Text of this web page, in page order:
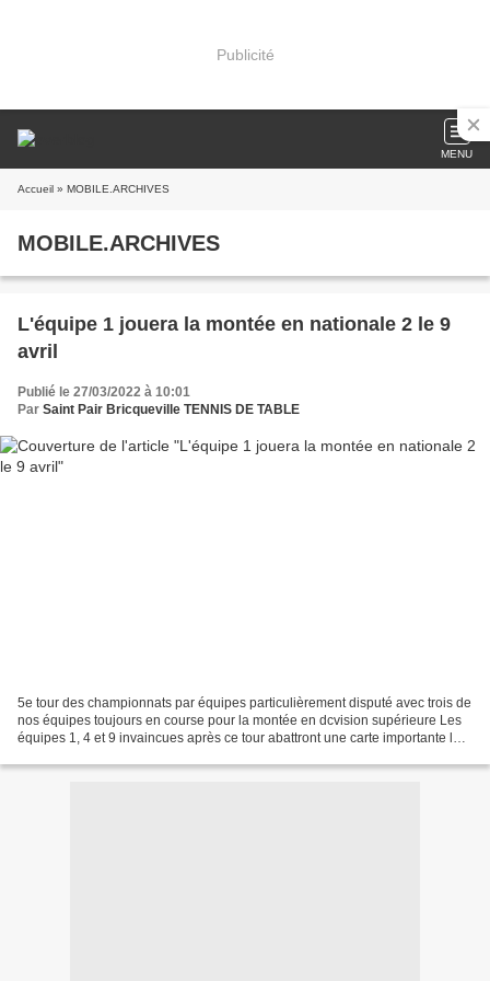
Publicité
MENU
Accueil » MOBILE.ARCHIVES
MOBILE.ARCHIVES
L'équipe 1 jouera la montée en nationale 2 le 9
avril
Publié le 27/03/2022 à 10:01
Par Saint Pair Bricqueville TENNIS DE TABLE
5e tour des championnats par équipes particulièrement disputé avec trois de
nos équipes toujours en course pour la montée en dcvision supérieure Les
équipes 1, 4 et 9 invaincues après ce tour abattront une carte importante les